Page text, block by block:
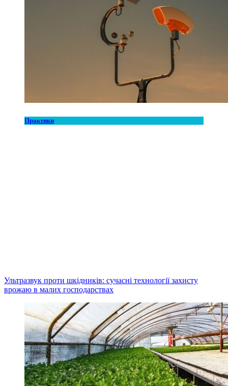
Практики
Ультразвук проти шкідників: сучасні технології захисту
врожаю в малих господарствах